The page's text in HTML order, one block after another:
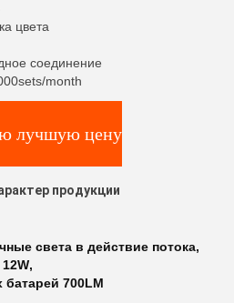
цвета
соединение
month
лучшую цену
продукции
света в действие потока,
,
700LM